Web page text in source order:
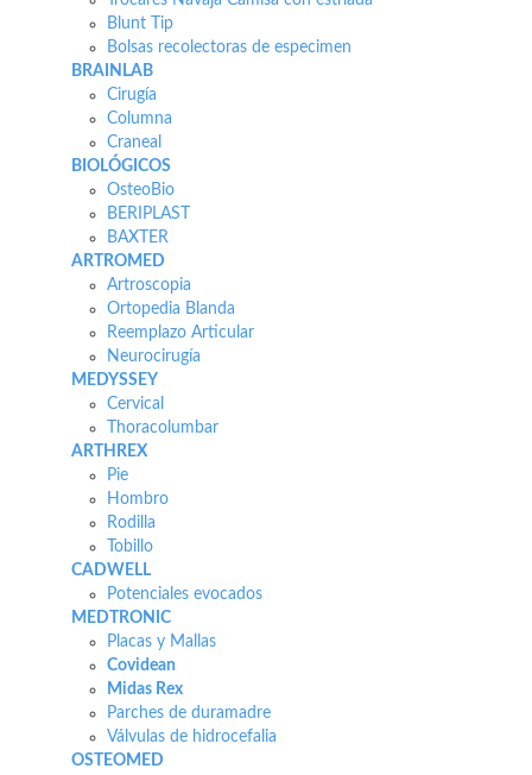
Blunt Tip
Bolsas recolectoras de especimen
BRAINLAB
Cirugía
Columna
Craneal
BIOLÓGICOS
OsteoBio
BERIPLAST
BAXTER
ARTROMED
Artroscopia
Ortopedia Blanda
Reemplazo Articular
Neurocirugía
MEDYSSEY
Cervical
Thoracolumbar
ARTHREX
Pie
Hombro
Rodilla
Tobillo
CADWELL
Potenciales evocados
MEDTRONIC
Placas y Mallas
Covidean
Midas Rex
Parches de duramadre
Válvulas de hidrocefalia
OSTEOMED